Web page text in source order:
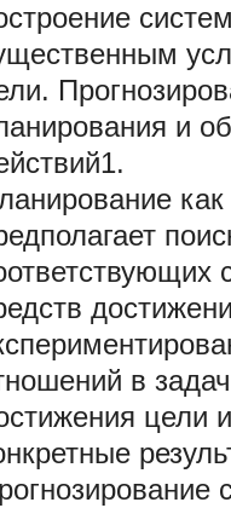
и
в
цели